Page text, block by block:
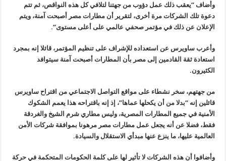
وأضاف “يعقب ذلك عمل دؤوب من جهتنا لتلافي كل هذه النواقص، ثم تتم
دعوة تلك الشركات مرة أخرى، لتقرير أن مطارات مصر أصبحت آمنة، ويتم
الإعلان عن ذلك في مؤتمر صحفي عالمي على أعلى مستوى“.
وأعرب ساويرس عن استعداده للإشراف على تنظيم المؤتمر، قائلا إنه بمجرد
استعادة ثقة القادمين إلى مصر بأن المطارات أصبحت آمنة سيتوافد
الكثيرون.
من جهتهم، سخر نشطاء على مواقع التواصل الاجتماعي من اقتراح ساويرس
قائلين إنه “بدلا من أن يكحلها عماها”، إذ إنه باقتراحه هذا يعمم الشكوك
الأمنية في جميع المطارات المصرية، وليس مطاري شرم الشيخ والغردقة
فقط، فضلا عن أنه يجعل عمل مطارات مصر مرهونا بموافقة شركات الأمن
العالمية عليها، ما ينزع عنها مبدأي الاستقلال والسيادة.
وأضافوا أن هذه الشركات لا تأثير لها على كلمة الحكومات المتحكمة في حركة